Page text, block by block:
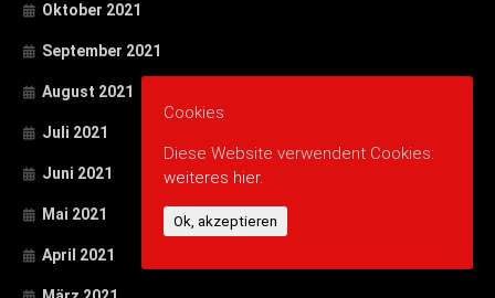
Oktober 2021
September 2021
August 2021
Juli 2021
Juni 2021
Mai 2021
April 2021
Cookies
Diese Website verwendent Cookies:
weiteres hier.
Ok, akzeptieren